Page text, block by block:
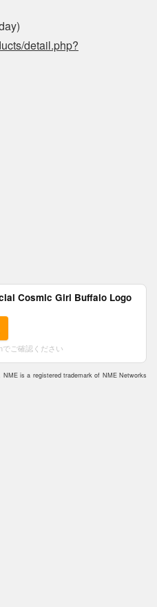
detail.php?
Cosmic Girl Buffalo Logo
ご確認ください
is a registered trademark of NME Networks